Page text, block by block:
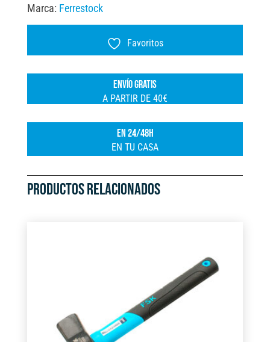
Marca: Ferrestock
Favoritos
ENVÍO GRATIS
A PARTIR DE 40€
EN 24/48H
EN TU CASA
PRODUCTOS RELACIONADOS